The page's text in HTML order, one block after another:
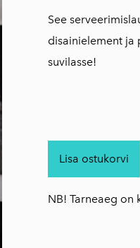
See
disainielement ja
suvilasse!
Lisa ostukorvi
NB! Tarneaeg on